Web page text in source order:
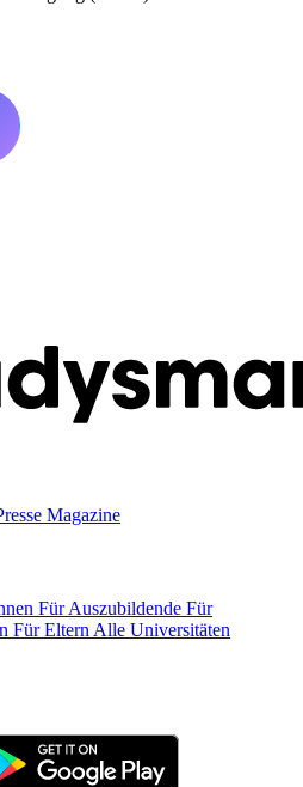
Magazine
Für Auszubildende Für
Für Eltern Alle Universitäten